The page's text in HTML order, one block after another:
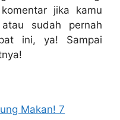
jika kamu
sudah pernah
ini, ya! Sampai
Makan! 7